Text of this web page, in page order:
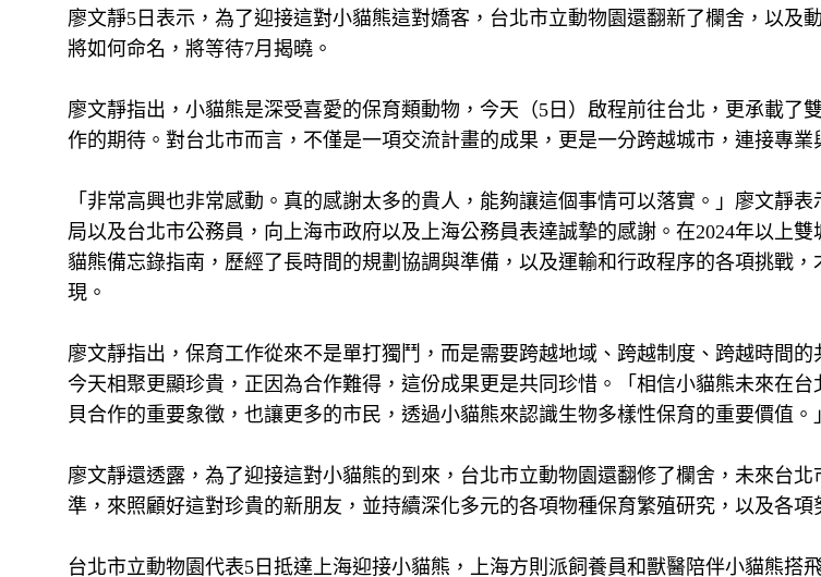
廖文靜5日表示，為了迎接這對小貓熊這對嬌客，台北市立動物園還翻新了欄舍，以及
將如何命名，將等待7月揭曉。
廖文靜指出，小貓熊是深受喜愛的保育類動物，今天（5日）啟程前往台北，更承載了
作的期待。對台北市而言，不僅是一項交流計畫的成果，更是一分跨越城市，連接專業
「非常高興也非常感動。真的感謝太多的貴人，能夠讓這個事情可以落實。」廖文靜
局以及台北市公務員，向上海市政府以及上海公務員表達誠摯的感謝。在2024年以上
貓熊備忘錄指南，歷經了長時間的規劃協調與準備，以及運輸和行政程序的各項挑戰
現。
廖文靜指出，保育工作從來不是單打獨鬥，而是需要跨越地域、跨越制度、跨越時間的
今天相聚更顯珍貴，正因為合作難得，這份成果更是共同珍惜。「相信小貓熊未來在
貝合作的重要象徵，也讓更多的市民，透過小貓熊來認識生物多樣性保育的重要價值。」
廖文靜還透露，為了迎接這對小貓熊的到來，台北市立動物園還翻修了欄舍，未來台
準，來照顧好這對珍貴的新朋友，並持續深化多元的各項物種保育繁殖研究，以及各項
台北市立動物園代表5日抵達上海迎接小貓熊，上海方則派飼養員和獸醫陪伴小貓熊搭